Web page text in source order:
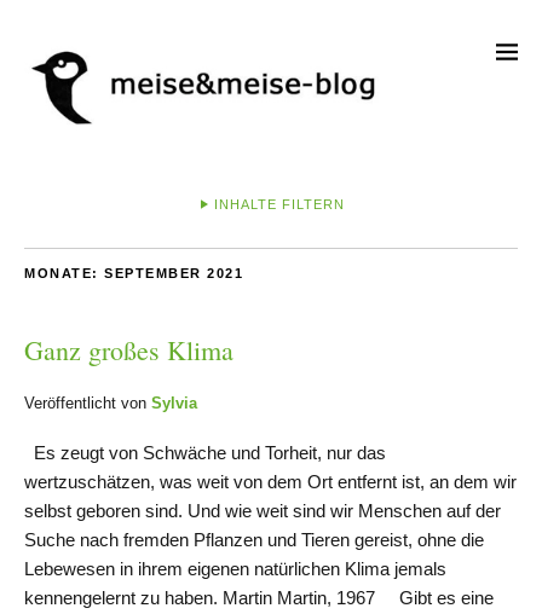
INHALTE FILTERN
MONATE: SEPTEMBER 2021
Ganz großes Klima
Veröffentlicht von Sylvia
Es zeugt von Schwäche und Torheit, nur das
wertzuschätzen, was weit von dem Ort entfernt ist, an dem wir
selbst geboren sind. Und wie weit sind wir Menschen auf der
Suche nach fremden Pflanzen und Tieren gereist, ohne die
Lebewesen in ihrem eigenen natürlichen Klima jemals
kennengelernt zu haben. Martin Martin, 1967 Gibt es eine